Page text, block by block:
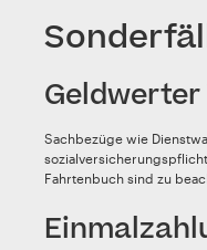
Geldwerter
Sachbezüge wie
Fahrtenbuch sind zu